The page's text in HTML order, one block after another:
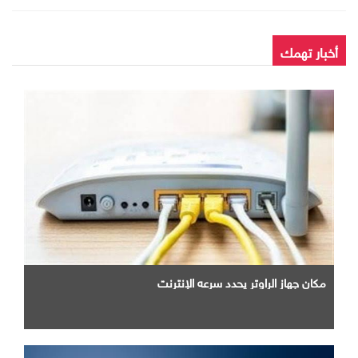
أخبار تهمك
مكان جهاز الراوتر يحدد سرعه الإنترنت